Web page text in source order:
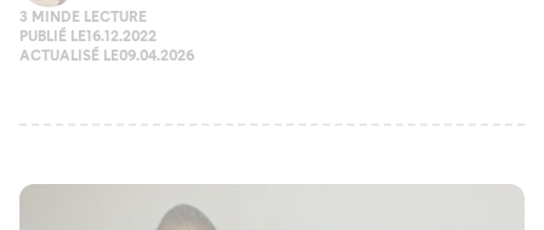
3 MIN DE LECTURE
PUBLIÉ LE16.12.2022
ACTUALISÉ LE09.04.2026